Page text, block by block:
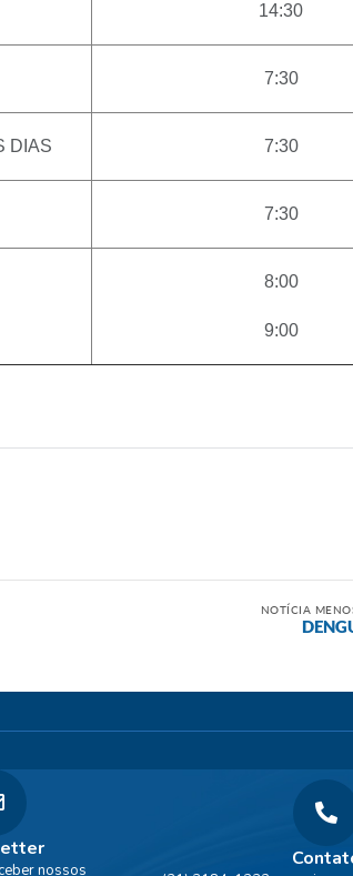
14:30
7:30
DIAS 7:30
7:30
8:00
9:00
NOTÍCIA
nossos